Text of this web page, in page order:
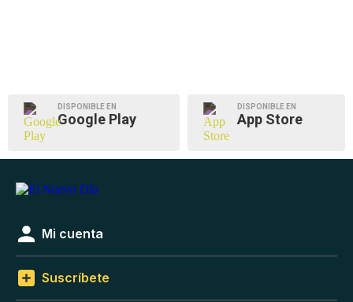
DISPONIBLE EN
Google Play
DISPONIBLE EN
App Store
Mi cuenta
Suscríbete